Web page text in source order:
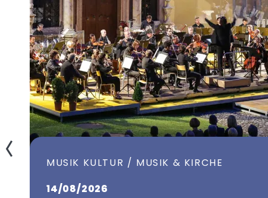
Sabato: da Pasqua a fine ottobre ore 9:00 - 13:00
MUSIK KULTUR / MUSIK & KIRCHE
14/08/2026